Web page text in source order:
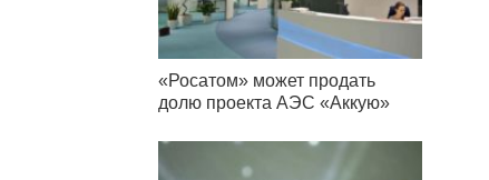
«Росатом» может продать
долю проекта АЭС «Аккую»